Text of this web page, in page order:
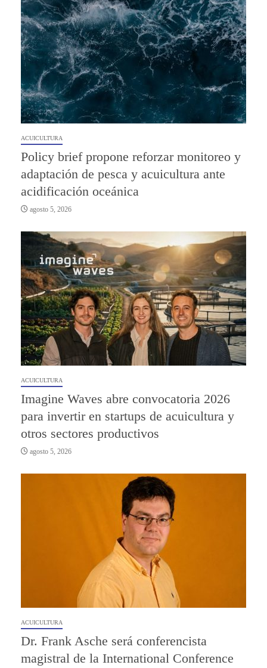
ACUICULTURA
Policy brief propone reforzar monitoreo y
adaptación de pesca y acuicultura ante
acidificación oceánica
agosto 5, 2026
ACUICULTURA
Imagine Waves abre convocatoria 2026
para invertir en startups de acuicultura y
otros sectores productivos
agosto 5, 2026
ACUICULTURA
Dr. Frank Asche será conferencista
magistral de la International Conference